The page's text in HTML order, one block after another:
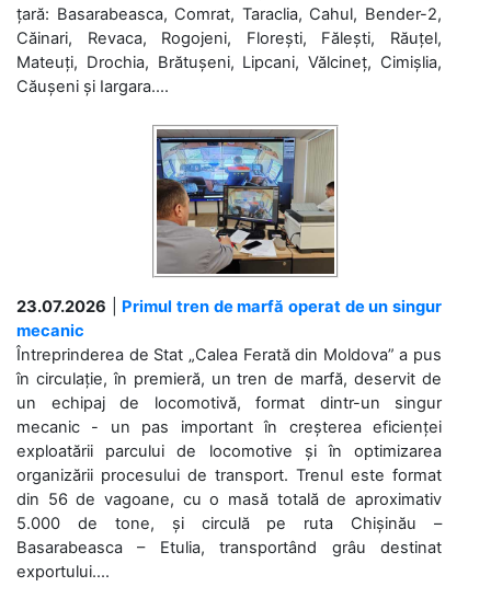
țară: Basarabeasca, Comrat, Taraclia, Cahul, Bender-2,
Căinari, Revaca, Rogojeni, Florești, Fălești, Răuțel,
Mateuți, Drochia, Brătușeni, Lipcani, Vălcineț, Cimișlia,
Căușeni și Iargara....
23.07.2026
Primul tren de marfă operat de un singur
mecanic
Întreprinderea de Stat „Calea Ferată din Moldova” a pus
în circulație, în premieră, un tren de marfă, deservit de
un echipaj de locomotivă, format dintr-un singur
mecanic - un pas important în creșterea eficienței
exploatării parcului de locomotive și în optimizarea
organizării procesului de transport. Trenul este format
din 56 de vagoane, cu o masă totală de aproximativ
5.000 de tone, și circulă pe ruta Chișinău –
Basarabeasca – Etulia, transportând grâu destinat
exportului....